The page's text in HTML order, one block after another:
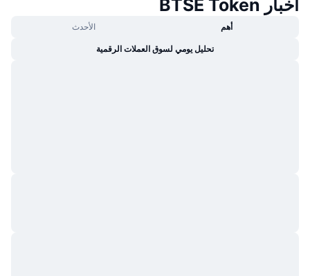
أخبار BTSE Token
أهم الأحدث
تحليل يومي لسوق العملات الرقمية